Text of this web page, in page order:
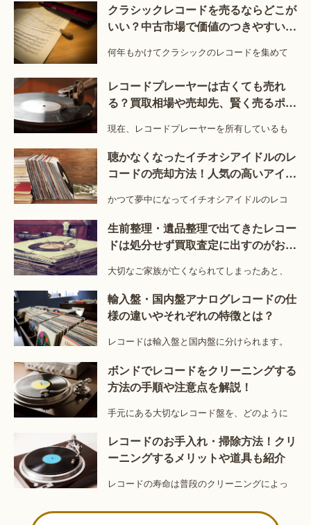
クラシックレコードを売るならどこが
いい？中古市場で価値のつきやすい特
何年もかけてクラシックのレコードを集めて
レコードプレーヤーは古くても売れ
る？買取相場や売却先、賢く売るポイ
現在、レコードプレーヤーを所有しているも
聴かなくなったイチオシアイドルのレ
コードの売却方法！人気の高いアイド
かつて夢中になってイチオシアイドルのレコ
生前整理・遺品整理で出てきたレコー
ドは処分せず買取査定に出すのがおす
大切なご家族が亡くなられてしまったあと、
輸入盤・国内盤アナログレコードの仕
様の違いやそれぞれの特徴とは？
レコードは輸入盤と国内盤に分けられます。
ボンドでレコードをクリーニングする
方法の手順や注意点を解説！
手元にある大切なレコード盤を、どのように
レコードのお手入れ・掃除方法！クリ
ーニングするメリットや道具も紹介
レコードの寿命は普段のクリーニングによっ